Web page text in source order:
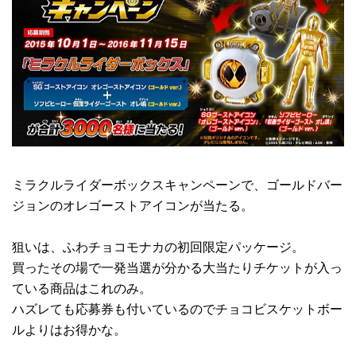
ミラクルライダーボックスキャンペーンで、ゴールドバー
ジョンのオレゴーストアイコンが当たる。
狙いは、ふわチョコモナカの初回限定パッケージ。
買ったその場で一発当選が分かる大当たりチケットが入っ
ている商品はこれのみ。
ハズレても応募券も付いているのでチョコビスケットボー
ルよりはお得かな。